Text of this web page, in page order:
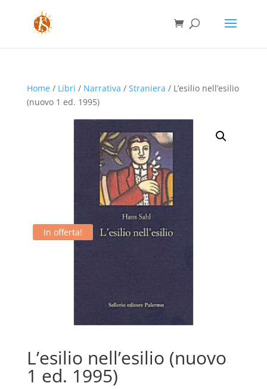
Home/ Libri / Narrativa / Straniera / L’esilio nell’esilio
(nuovo 1 ed. 1995)
In offerta!
L’esilio nell’esilio (nuovo
1 ed. 1995)